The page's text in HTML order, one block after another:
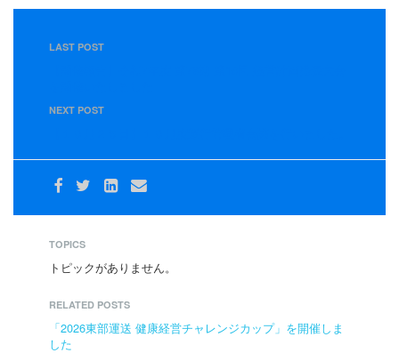
LAST POST
NEXT POST
TOPICS
トピックがありません。
RELATED POSTS
「2026東部運送 健康経営チャレンジカップ」を開催しま
した